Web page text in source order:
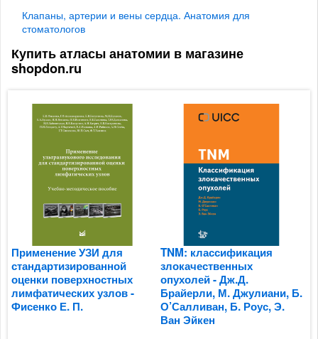
Клапаны, артерии и вены сердца. Анатомия для
стоматологов
Купить атласы анатомии в магазине
shopdon.ru
Применение УЗИ для
стандартизированной
оценки поверхностных
лимфатических узлов -
Фисенко Е. П.
TNM: классификация
злокачественных
опухолей - Дж.Д.
Брайерли, М. Джулиани, Б.
О’Салливан, Б. Роус, Э.
Ван Эйкен